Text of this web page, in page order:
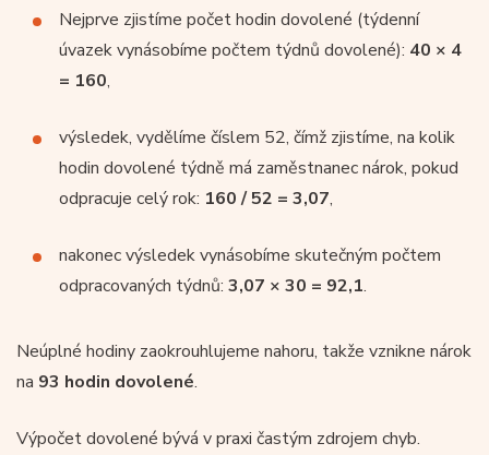
Nejprve zjistíme počet hodin dovolené (týdenní
úvazek vynásobíme počtem týdnů dovolené): 40 × 4
= 160,
výsledek, vydělíme číslem 52, čímž zjistíme, na kolik
hodin dovolené týdně má zaměstnanec nárok, pokud
odpracuje celý rok: 160 / 52 = 3,07,
nakonec výsledek vynásobíme skutečným počtem
odpracovaných týdnů: 3,07 × 30 = 92,1.
Neúplné hodiny zaokrouhlujeme nahoru, takže vznikne nárok
na 93 hodin dovolené.
Výpočet dovolené bývá v praxi častým zdrojem chyb.